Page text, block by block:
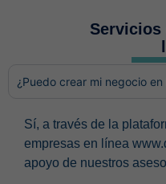
Servicios
¿Puedo crear mi negocio en
Sí, a través de la
empresas en línea
apoyo de nuestros